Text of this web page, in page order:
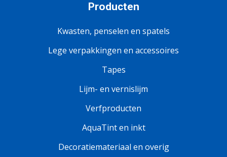
Producten
Kwasten, penselen en spatels
Lege verpakkingen en accessoires
Tapes
Lijm- en vernislijm
Verfproducten
AquaTint en inkt
Decoratiemateriaal en overig